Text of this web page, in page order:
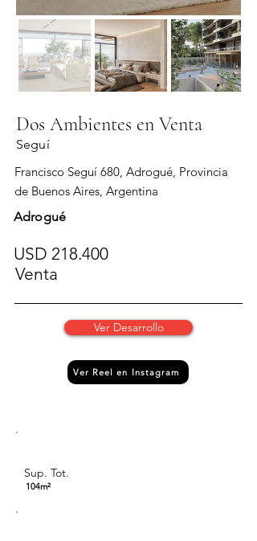
Dos Ambientes en Venta
Seguí
Francisco Seguí 680, Adrogué, Provincia
de Buenos Aires, Argentina
Adrogué
USD 218.400
Venta
Ver Desarrollo
Ver Reel en Instagram
Sup. Tot.
104m²